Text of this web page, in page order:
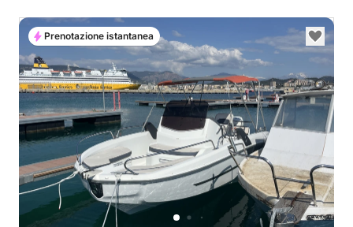
Prenotazione istantanea